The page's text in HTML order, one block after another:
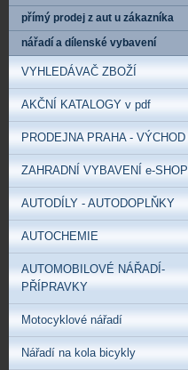
přímý prodej z aut u zákazníka
nářadí a dílenské vybavení
VYHLEDÁVAČ ZBOŽÍ
AKČNÍ KATALOGY v pdf
PRODEJNA PRAHA - VÝCHOD
ZAHRADNÍ VYBAVENÍ e-SHOP
AUTODÍLY - AUTODOPLŇKY
AUTOCHEMIE
AUTOMOBILOVÉ NÁŘADÍ-
PŘÍPRAVKY
Motocyklové nářadí
Nářadí na kola bicykly